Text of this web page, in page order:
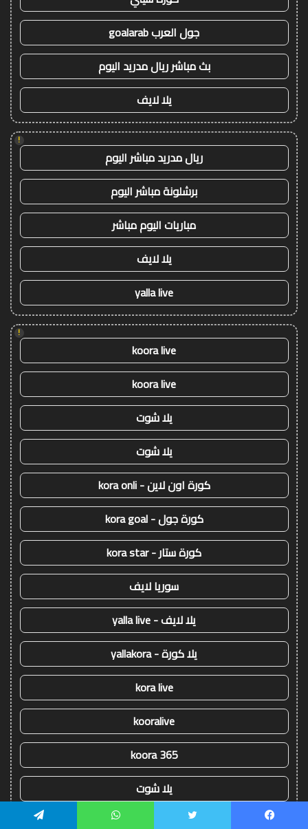
جول العرب goalarab
بث مباشر ريال مدريد اليوم
يلا لايف
!
ريال مدريد مباشر اليوم
برشلونة مباشر اليوم
مباريات اليوم مباشر
يلا لايف
yalla live
!
koora live
koora live
يلا شوت
يلا شوت
كورة اون لاين - kora onli
كورة جول - kora goal
كورة ستار - kora star
سوريا لايف
يلا لايف - yalla live
يلا كورة - yallakora
kora live
kooralive
koora 365
يلا شوت